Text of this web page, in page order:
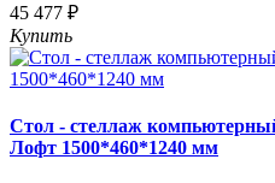
45 477 ₽
Купить
Стол - стеллаж
Лофт 1500*460*1240 мм